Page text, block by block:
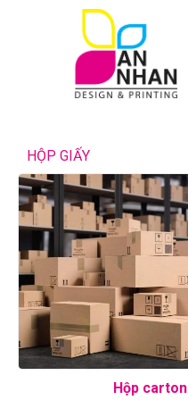
HỘP GIẤY
Hộp carton